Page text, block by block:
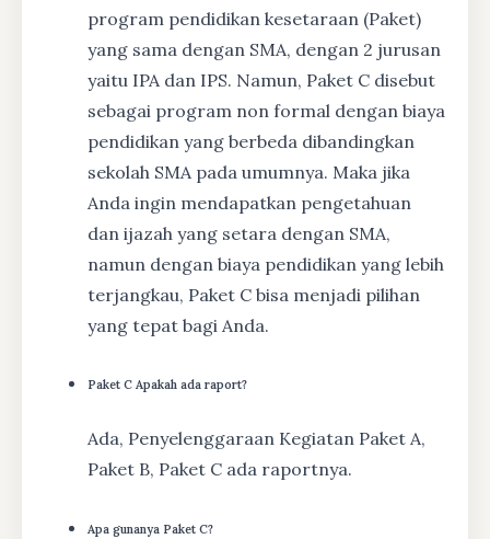
program pendidikan kesetaraan (Paket)
yang sama dengan SMA, dengan 2 jurusan
yaitu IPA dan IPS. Namun, Paket C disebut
sebagai program non formal dengan biaya
pendidikan yang berbeda dibandingkan
sekolah SMA pada umumnya. Maka jika
Anda ingin mendapatkan pengetahuan
dan ijazah yang setara dengan SMA,
namun dengan biaya pendidikan yang lebih
terjangkau, Paket C bisa menjadi pilihan
yang tepat bagi Anda.
Paket C Apakah ada raport?
Ada, Penyelenggaraan Kegiatan Paket A,
Paket B, Paket C ada raportnya.
Apa gunanya Paket C?